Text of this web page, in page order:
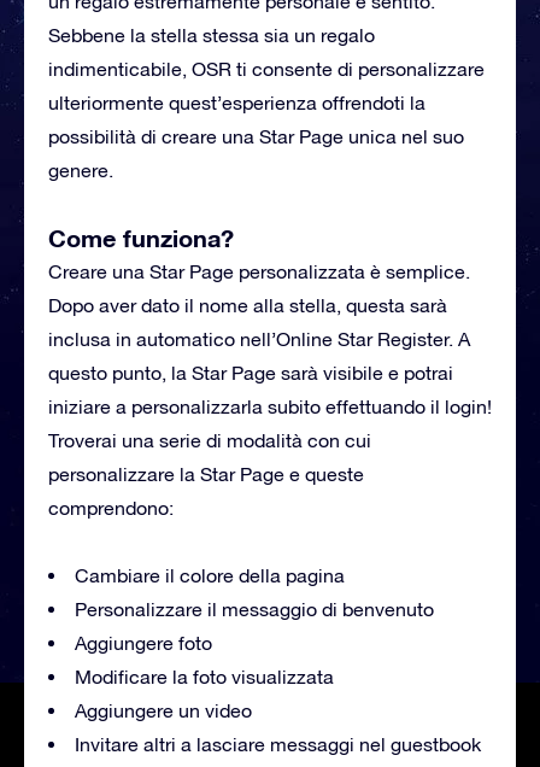
Sebbene la stella stessa sia un regalo
indimenticabile, OSR ti consente di personalizzare
ulteriormente quest’esperienza offrendoti la
possibilità di creare una Star Page unica nel suo
genere.
Come funziona?
Creare una Star Page personalizzata è semplice.
Dopo aver dato il nome alla stella, questa sarà
inclusa in automatico nell’Online Star Register. A
questo punto, la Star Page sarà visibile e potrai
iniziare a personalizzarla subito effettuando il login!
Troverai una serie di modalità con cui
personalizzare la Star Page e queste
comprendono:
Cambiare il colore della pagina
Personalizzare il messaggio di benvenuto
Aggiungere foto
Modificare la foto visualizzata
Aggiungere un video
Invitare altri a lasciare messaggi nel guestbook